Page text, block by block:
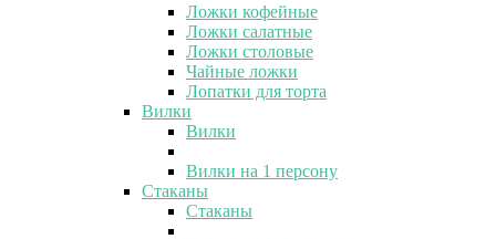
Ложки кофейные
Ложки салатные
Ложки столовые
Чайные ложки
Лопатки для торта
Вилки
Вилки
Вилки на 1 персону
Стаканы
Стаканы